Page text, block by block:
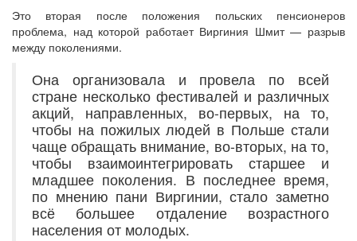
Это вторая после положения польских пенсионеров
проблема, над которой работает Виргиния Шмит — разрыв
между поколениями.
Она организовала и провела по всей
стране несколько фестивалей и различных
акций, направленных, во-первых, на то,
чтобы на пожилых людей в Польше стали
чаще обращать внимание, во-вторых, на то,
чтобы взаимоинтегрировать старшее и
младшее поколения. В последнее время,
по мнению пани Виргинии, стало заметно
всё большее отдаление возрастного
населения от молодых.